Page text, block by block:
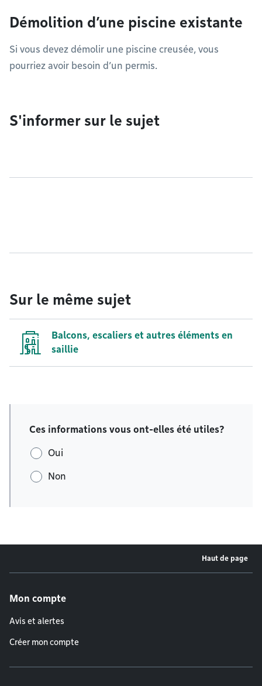
Démolition d’une piscine existante
Si vous devez démolir une piscine creusée, vous
pourriez avoir besoin d’un permis.
S'informer sur le sujet
Sur le même sujet
Balcons, escaliers et autres éléments en
saillie
Ces informations vous ont-elles été utiles?
Oui
Non
Haut de page
Mon compte
Avis et alertes
Créer mon compte